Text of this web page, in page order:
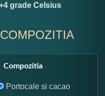
grade Celsius
Compozitia
Portocale si cacao